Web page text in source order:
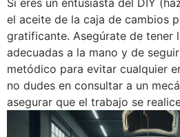
Si eres un entusiasta del DIY
el aceite de la caja de cambios
gratificante. Asegúrate de tener
adecuadas a la mano y de
metódico para evitar cualquier
no dudes en consultar a un
asegurar que el trabajo se